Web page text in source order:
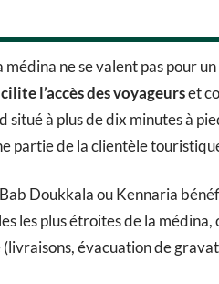
médina ne se valent pas pour
l’accès des voyageurset
situé à plus de dix minutes à
partie de la clientèle
Doukkala ou Kennaria
les plus étroites de la
évacuation de